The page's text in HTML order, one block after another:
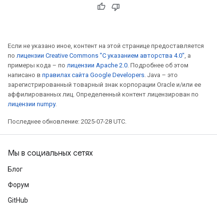
Если не указано иное, контент на этой странице предоставляется
по лицензии Creative Commons "С указанием авторства 4.0", а
примеры кода – по лицензии Apache 2.0. Подробнее об этом
написано в правилах сайта Google Developers. Java – это
зарегистрированный товарный знак корпорации Oracle и/или ее
аффилированных лиц. Определенный контент лицензирован по
лицензии numpy.
Последнее обновление: 2025-07-28 UTC.
Мы в социальных сетях
Блог
Форум
GitHub